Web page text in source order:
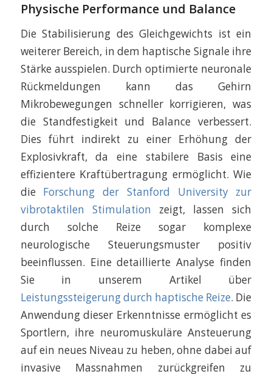
Physische Performance und Balance
Die Stabilisierung des Gleichgewichts ist ein
weiterer Bereich, in dem haptische Signale ihre
Stärke ausspielen. Durch optimierte neuronale
Rückmeldungen kann das Gehirn
Mikrobewegungen schneller korrigieren, was
die Standfestigkeit und Balance verbessert.
Dies führt indirekt zu einer Erhöhung der
Explosivkraft, da eine stabilere Basis eine
effizientere Kraftübertragung ermöglicht. Wie
die Forschung der Stanford University zur
vibrotaktilen Stimulation zeigt, lassen sich
durch solche Reize sogar komplexe
neurologische Steuerungsmuster positiv
beeinflussen. Eine detaillierte Analyse finden
Sie in unserem Artikel über
Leistungssteigerung durch haptische Reize. Die
Anwendung dieser Erkenntnisse ermöglicht es
Sportlern, ihre neuromuskuläre Ansteuerung
auf ein neues Niveau zu heben, ohne dabei auf
invasive Massnahmen zurückgreifen zu